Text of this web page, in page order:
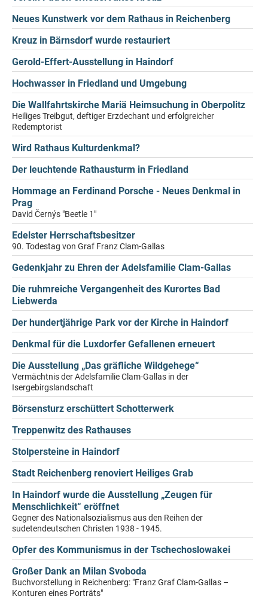
Neues Kunstwerk vor dem Rathaus in Reichenberg
Kreuz in Bärnsdorf wurde restauriert
Gerold-Effert-Ausstellung in Haindorf
Hochwasser in Friedland und Umgebung
Die Wallfahrtskirche Mariä Heimsuchung in Oberpolitz
Heiliges Treibgut, deftiger Erzdechant und erfolgreicher
Redemptorist
Wird Rathaus Kulturdenkmal?
Der leuchtende Rathausturm in Friedland
Hommage an Ferdinand Porsche - Neues Denkmal in
Prag
David Černýs "Beetle 1"
Edelster Herrschaftsbesitzer
90. Todestag von Graf Franz Clam-Gallas
Gedenkjahr zu Ehren der Adelsfamilie Clam-Gallas
Die ruhmreiche Vergangenheit des Kurortes Bad
Liebwerda
Der hundertjährige Park vor der Kirche in Haindorf
Denkmal für die Luxdorfer Gefallenen erneuert
Die Ausstellung „Das gräfliche Wildgehege“
Vermächtnis der Adelsfamilie Clam-Gallas in der
Isergebirgslandschaft
Börsensturz erschüttert Schotterwerk
Treppenwitz des Rathauses
Stolpersteine in Haindorf
Stadt Reichenberg renoviert Heiliges Grab
In Haindorf wurde die Ausstellung „Zeugen für
Menschlichkeit“ eröffnet
Gegner des Nationalsozialismus aus den Reihen der
sudetendeutschen Christen 1938 - 1945.
Opfer des Kommunismus in der Tschechoslowakei
Großer Dank an Milan Svoboda
Buchvorstellung in Reichenberg: "Franz Graf Clam-Gallas –
Konturen eines Porträts"